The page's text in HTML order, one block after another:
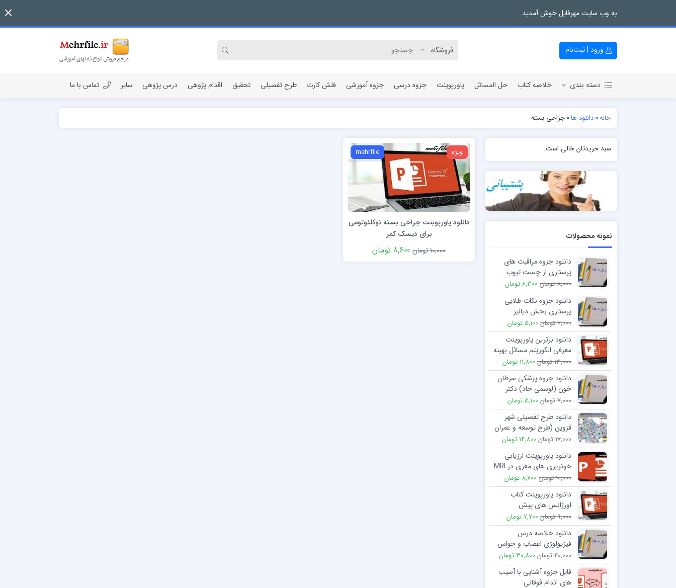
به وب سایت مهرفایل خوش آمدید
ورود | ثبت‌نام
دسته بندی
مقاله پژوهشی
خلاصه کتاب حل المسائل پاورپوینت جزوه درسی جزوه آموزشی فلش کارت طرح تفصیلی تحقیق اقدام پژوهی درس پژوهی سایر تماس با ما
خانه»دانلود ها»جراحی بسته
ویژه mehrfile
دانلود پاورپوینت جراحی بسته نوکلئوتومی
برای دیسک کمر
10,000 تومان
8,600 تومان
سبد خریدتان خالی است.
نمونه محصولات
دانلود جزوه مراقبت های
پرستاری از چست تیوب
(chest tube)
8,000 تومان 6,300 تومان
دانلود جزوه نکات طلایی
پرستاری بخش دیالیز
7,000 تومان 5,100 تومان
دانلود برترین پاورپوینت
معرفی الگوريتم مسائل بهينه
سازي ترکيبي
13,000 تومان 11,800 تومان
دانلود جزوه پزشکی سرطان
خون (لوسمی حاد) دکتر
شریفی
7,000 تومان 5,100 تومان
دانلود طرح تفصیلی شهر
قزوین (طرح توسعه و عمران
شهر قزوین و حوزه نفوذ)
17,000 تومان 14,800 تومان
دانلود پاورپوینت ارزیابی
خونریزی های مغزی در MRI
10,000 تومان 8,700 تومان
دانلود پاورپوینت کتاب
اورژانس های پیش
بیمارستانی مبحث پانکراتیت
9,000 تومان 7,700 تومان
دانلود خلاصه درس
فیزیولوژی اعصاب و حواس
ویژه استاد جان احمدی
40,000 تومان 30,800 تومان
فایل جزوه آشنایی با آسیب
های اندام فوقانی